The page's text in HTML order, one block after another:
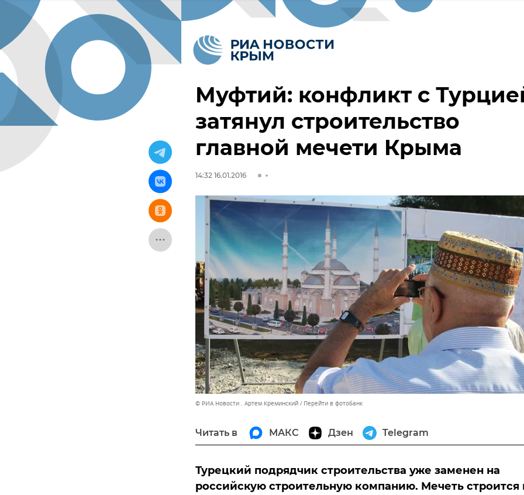
Муфтий: конфликт с
затянул строительство
главной мечети Крыма
14:32 16.01.2016
© РИА Новости . Артем Креминский Перейти в фотобанк
Читать в МАКС Дзен Telegram
Турецкий подрядчик строительства уже заменен на
российскую строительную компанию. Мечеть строится